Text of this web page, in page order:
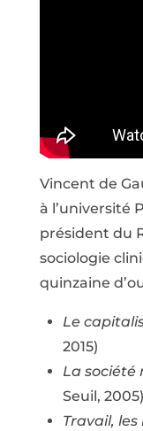
Vincent de
à l’université
président du
sociologie
quinzaine
Le
2015)
La société
Seuil, 2005)
Travail,